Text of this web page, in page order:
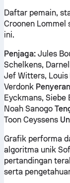
Daftar pemain,
Croonen Lommel
ini.
Penjaga:Jules
Schelkens,
Jef Witters, Louis
Verdonk
Eyckmans, Siebe
Noah Sanogo
Toon Ceyssens
Grafik performa
algoritma unik
pertandingan
serta